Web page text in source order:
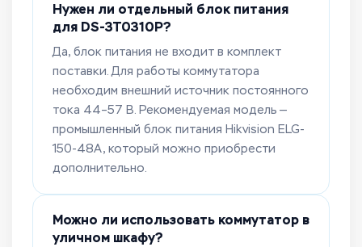
Нужен ли отдельный блок питания
для DS-3T0310P?
Да, блок питания не входит в комплект
поставки. Для работы коммутатора
необходим внешний источник постоянного
тока 44–57 В. Рекомендуемая модель —
промышленный блок питания Hikvision ELG-
150-48A, который можно приобрести
дополнительно.
Можно ли использовать коммутатор в
уличном шкафу?